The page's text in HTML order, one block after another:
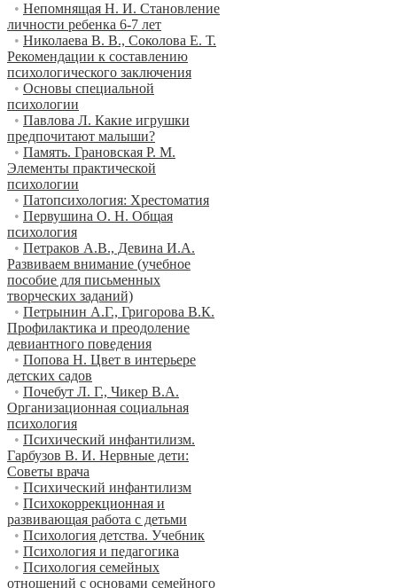
• Непомнящая Н. И. Становление
личности ребенка 6-7 лет
• Николаева В. В., Соколова Е. Т.
Рекомендации к составлению
психологического заключения
• Основы специальной
психологии
• Павлова Л. Какие игрушки
предпочитают малыши?
• Память. Грановская Р. М.
Элементы практической
психологии
• Патопсихология: Хрестоматия
• Первушина О. Н. Общая
психология
• Петраков А.В., Девина И.А.
Развиваем внимание (учебное
пособие для письменных
творческих заданий)
• Петрынин А.Г., Григорова В.К.
Профилактика и преодоление
девиантного поведения
• Попова Н. Цвет в интерьере
детских садов
• Почебут Л. Г., Чикер В.А.
Организационная социальная
психология
• Психический инфантилизм.
Гарбузов В. И. Нервные дети:
Советы врача
• Психический инфантилизм
• Психокоррекционная и
развивающая работа с детьми
• Психология детства. Учебник
• Психология и педагогика
• Психология семейных
отношений с основами семейного